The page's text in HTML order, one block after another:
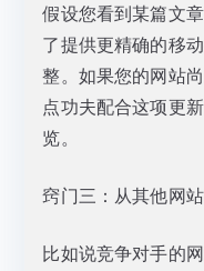
假设您看到某篇文
了提供更精确的移
整。如果您的网站
点功夫配合这项更
览。
窍门三：从其他网
比如说竞争对手的